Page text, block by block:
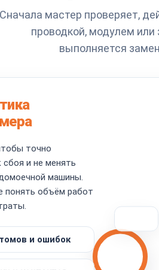
Сначала мастер проверяет,
проводкой, модулем
выполняется
точно
сбоя и не менять
машины.
понять объём работ
и ошибок